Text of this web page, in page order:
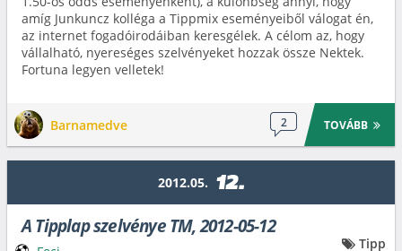
amíg Junkuncz kolléga a Tippmix eseményeiből válogat én,
az internet fogadóirodáiban keresgélek. A célom az, hogy
vállalható, nyereséges szelvényeket hozzak össze Nektek.
Fortuna legyen velletek!
Barnamedve 2 TOVÁBB
2012.05. 12.
A Tipplap szelvénye TM, 2012-05-12
Tipp